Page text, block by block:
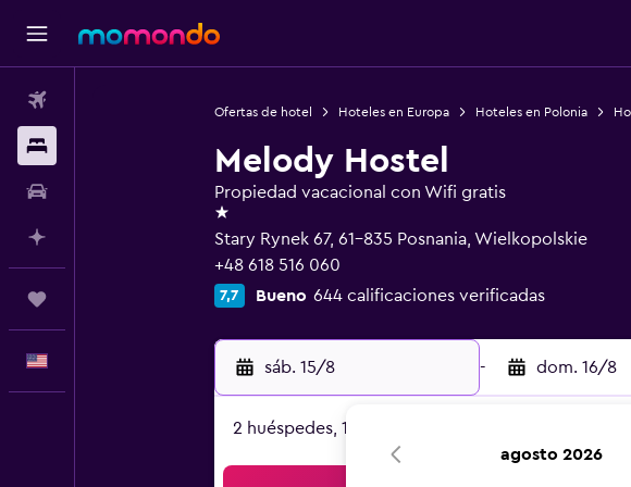
Ofertas de hotel Hoteles en Europa Hoteles en Polonia
Melody Hostel
Propiedad vacacional con Wifi gratis
1 estrella
Stary Rynek 67, 61-835 Posnania, Wielkopolskie
+48 618 516 060
7,7 Bueno 644 calificaciones verificadas
sáb. 15/8 - dom. 16/8
2 huéspedes, 1 habitación
agosto 2026